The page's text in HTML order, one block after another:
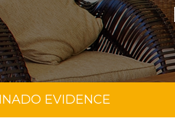
EVIDENCE